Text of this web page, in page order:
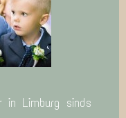
in Limburg sinds